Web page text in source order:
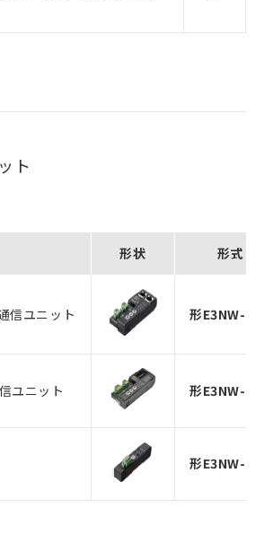
ト
形状 形式
信ユニット 形E3NW-
ユニット 形E3NW-
形E3NW-DS